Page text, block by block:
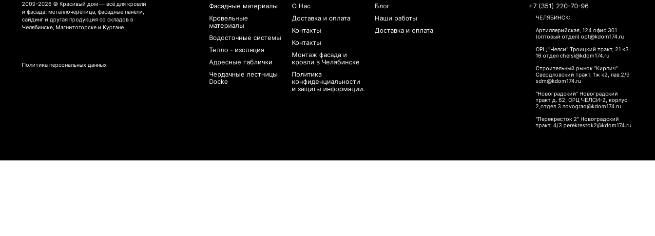
2009-2026 © Красивый дом — всё для кровли
и фасада: металлочерепица, фасадные панели,
сайдинг и другая продукция со складов в
Челябинске, Магнитогорске и Кургане
Политика персональных данных
Фасадные материалы
Кровельные
материалы
Водосточные системы
Тепло - изоляция
Адресные таблички
Чердачные лестницы
Docke
О Нас
Доставка и оплата
Контакты
Контакты
Монтаж фасада и
кровли в Челябинске
Политика
конфиденциальности
и защиты информации.
Блог
Наши работы
Доставка и оплата
+7 (351) 220-70-96
ЧЕЛЯБИНСК:
Артиллерийская, 124 офис 301
(оптовый отдел) opt@kdom174.ru
ОРЦ "Челси" Троицкий тракт, 21 к3
16 отдел chelsi@kdom174.ru
Строительный рынок "Кирпич"
Свердловский тракт, 1ж к2, пав.2/9
sdm@kdom174.ru
"Новоградский" Новоградский
тракт д. 62, ОРЦ ЧЕЛСИ-2, корпус
2,отдел 3 novograd@kdom174.ru
"Перекресток 2" Новоградский
тракт, 4/3 perekrestok2@kdom174.ru